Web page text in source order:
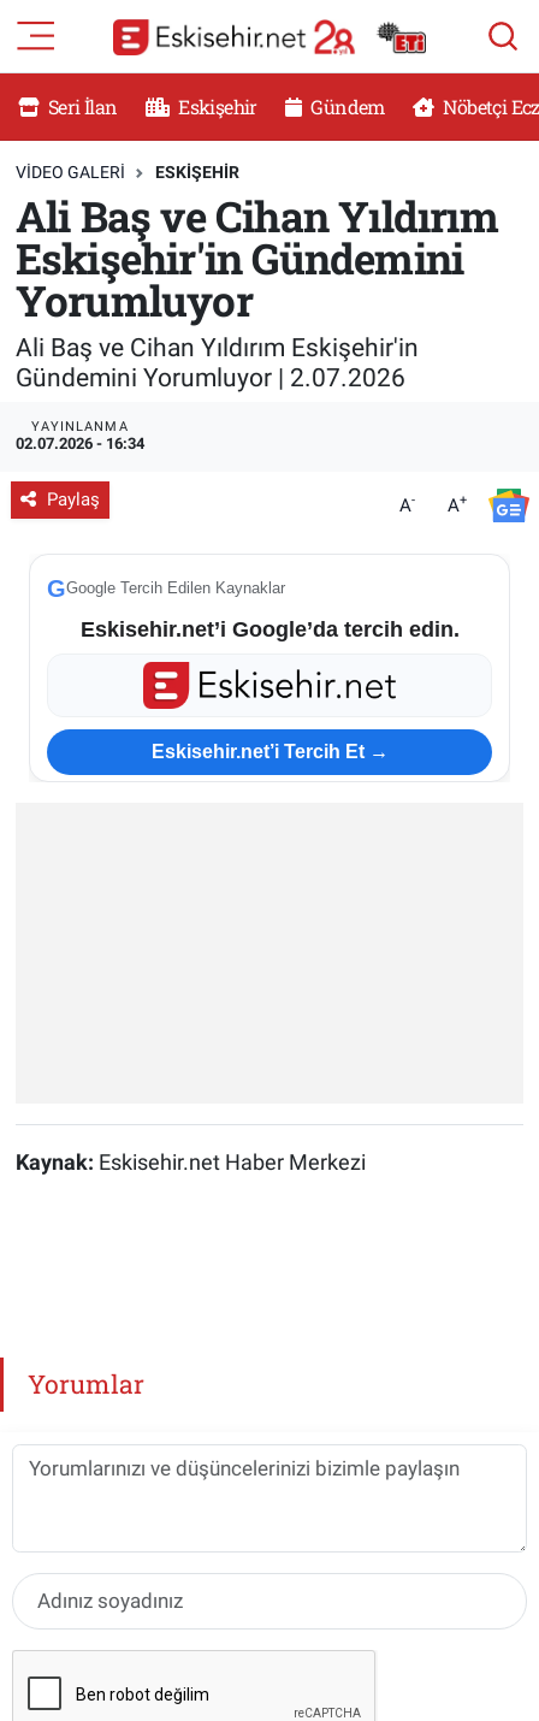
Seri İlan Eskişehir Gündem Nöbetçi
VIDEO GALERI ESKİŞEHİR
Ali Baş ve Cihan Yıldırım
Eskişehir'in Gündemini
Yorumluyor
Ali Baş ve Cihan Yıldırım Eskişehir'in
Gündemini Yorumluyor | 2.07.2026
YAYINLANMA
02.07.2026 - 16:34
Paylaş A- A+
GGoogle Tercih Edilen Kaynaklar
Eskisehir.net’i Google’da tercih edin.
Eskisehir.net’i Tercih Et →
Kaynak: Eskisehir.net Haber Merkezi
Yorumlar
RESMİ İLANLAR
DÜNYA
SAĞLIK
MAGAZİN
YEMEK
ESKİŞEHİR NÖBETÇİ ECZANELER
Eskişehir Haber İçerikleri
Eskişehir Hava Durumu
Eskişehir Nöbetçi Eczaneler
Eskişehir Namaz Vakitleri
Eskişehir Trafik Yoğunluk Haritası
Süper Lig Puan Durumu ve Fikstür
Haber Arşivi